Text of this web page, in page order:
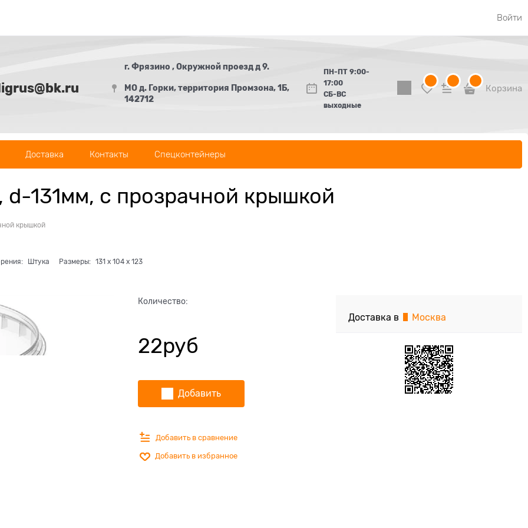
Войти
г. Фрязино , Окружной проезд д 9.
МО д. Горки, территория Промзона, 1Б,
142712
ПН-ПТ 9:00-
17:00
СБ-ВС
выходные
Корзина
Доставка Контакты Спецконтейнеры
d-131мм, с прозрачной крышкой
крышкой
Штука Размеры: 131x 104x 123
Количество:
22руб
Добавить
Добавить в сравнение
Добавить в избранное
Доставка в Москва